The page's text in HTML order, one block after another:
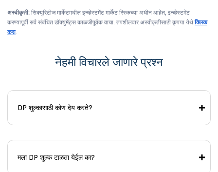
अस्वीकृती: सिक्युरिटीज मार्केटमधील इन्व्हेस्टमेंट मार्केट रिस्कच्या अधीन आहेत, इन्व्हेस्टमेंट
करण्यापूर्वी सर्व संबंधित डॉक्युमेंट्स काळजीपूर्वक वाचा. तपशीलवार अस्वीकृतीसाठी कृपया येथेक्लिक
करा.
नेहमी विचारले जाणारे प्रश्न
DP शुल्कासाठी कोण देय करते?
मला DP शुल्क टाळता येईल का?